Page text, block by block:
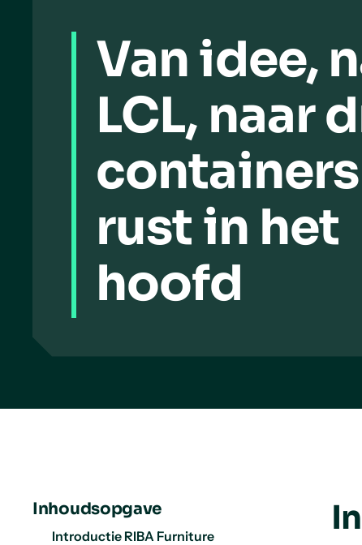
Van idee,
LCL, naar
rust in het
hoofd
Inhoudsopgave
Introductie RIBA Furniture